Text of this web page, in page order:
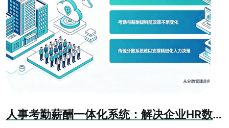
人事考勤薪酬一体化系统：解决企业HR数据孤岛难题